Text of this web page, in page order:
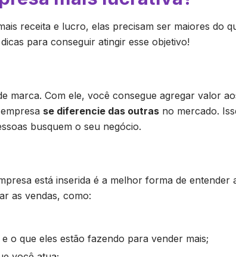
receita e lucro, elas precisam ser maiores do
para conseguir atingir esse objetivo!
marca. Com ele, você consegue agregar valor
se diferencie das outras no mercado.
busquem o seu negócio.
está inserida é a melhor forma de entender
as vendas, como:
o que eles estão fazendo para vender mais;